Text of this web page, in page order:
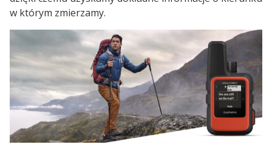
w którym zmierzamy.